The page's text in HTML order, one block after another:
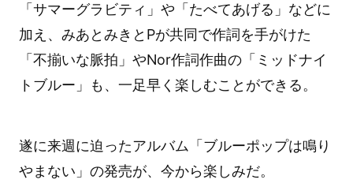
「サマーグラビティ」や「たべてあげる」などに
加え、みあとみきとPが共同で作詞を手がけた
「不揃いな脈拍」やNor作詞作曲の「ミッドナイ
トブルー」も、一足早く楽しむことができる。
遂に来週に迫ったアルバム「ブルーポップは鳴り
やまない」の発売が、今から楽しみだ。